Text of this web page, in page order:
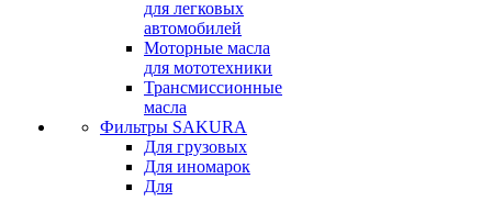
для легковых
автомобилей
Моторные масла
для мототехники
Трансмиссионные
масла
Фильтры SAKURA
Для грузовых
Для иномарок
Для